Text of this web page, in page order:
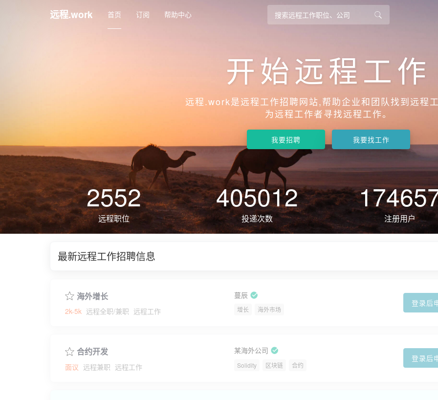
远程.work 首页 订阅 帮助中心
开始远程工作
远程.work是远程工作招聘网站,帮助企业和团队找到远程
为远程工作者寻找远程工作。
我要招聘 我要找工作
2552
远程职位
405012
投递次数 注册用户
最新远程工作招聘信息
海外增长
2k-5k 远程全职/兼职 远程工作
蔓辰
增长 海外市场
登录后
合约开发
面议 远程兼职 远程工作
某海外公司
Solidity 区块链 合约
登录后